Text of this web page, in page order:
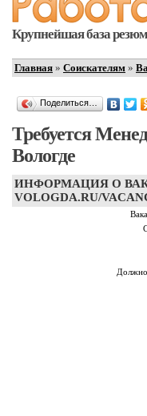
Крупнейшая база
Главная » Соискателям »
Поделиться…
Требуется
Вологде
ИНФОРМАЦИЯ О
VOLOGDA.RU/